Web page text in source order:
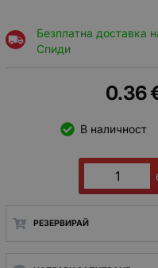
Безплатна доставка
Спиди
0.36
В наличност
РЕЗЕРВИРАЙ